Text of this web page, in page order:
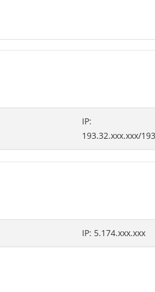
IP:
193.32.xxx.xxx/
IP: 5.174.xxx.xxx